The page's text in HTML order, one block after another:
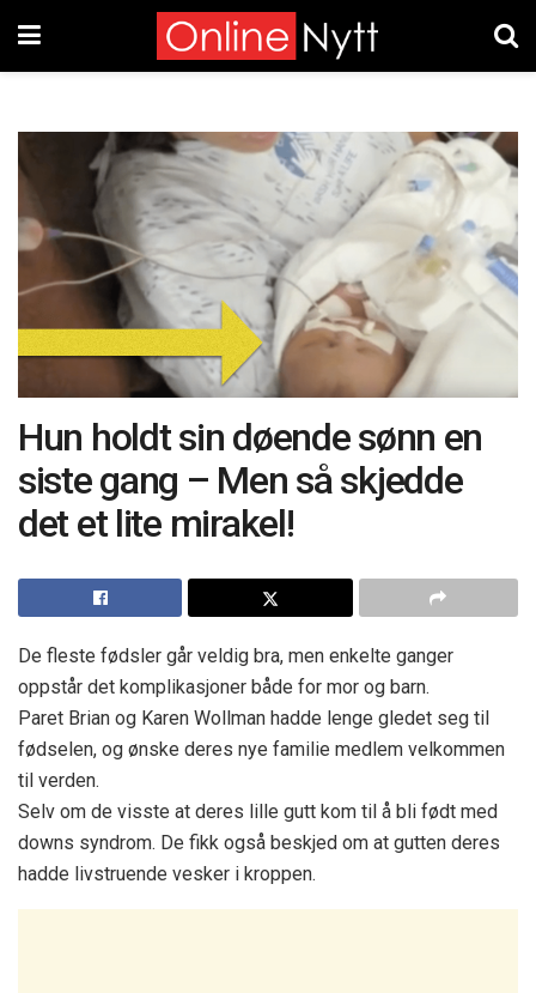
Hun holdt sin døende sønn en
siste gang – Men så skjedde
det et lite mirakel!
De fleste fødsler går veldig bra, men enkelte ganger
oppstår det komplikasjoner både for mor og barn.
Paret Brian og Karen Wollman hadde lenge gledet seg til
fødselen, og ønske deres nye familie medlem velkommen
til verden.
Selv om de visste at deres lille gutt kom til å bli født med
downs syndrom. De fikk også beskjed om at gutten deres
hadde livstruende vesker i kroppen.